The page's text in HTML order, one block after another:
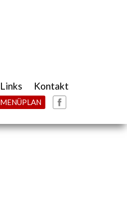
Links Kontakt
MENÜPLAN